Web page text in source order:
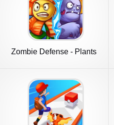
Zombie Defense - Plants